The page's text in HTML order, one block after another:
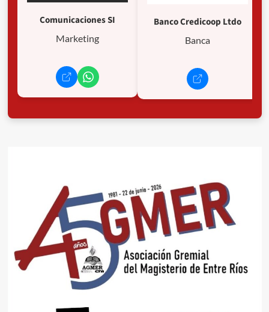
Comunicaciones SI
Marketing
Banco Credicoop Ltdo
Banca